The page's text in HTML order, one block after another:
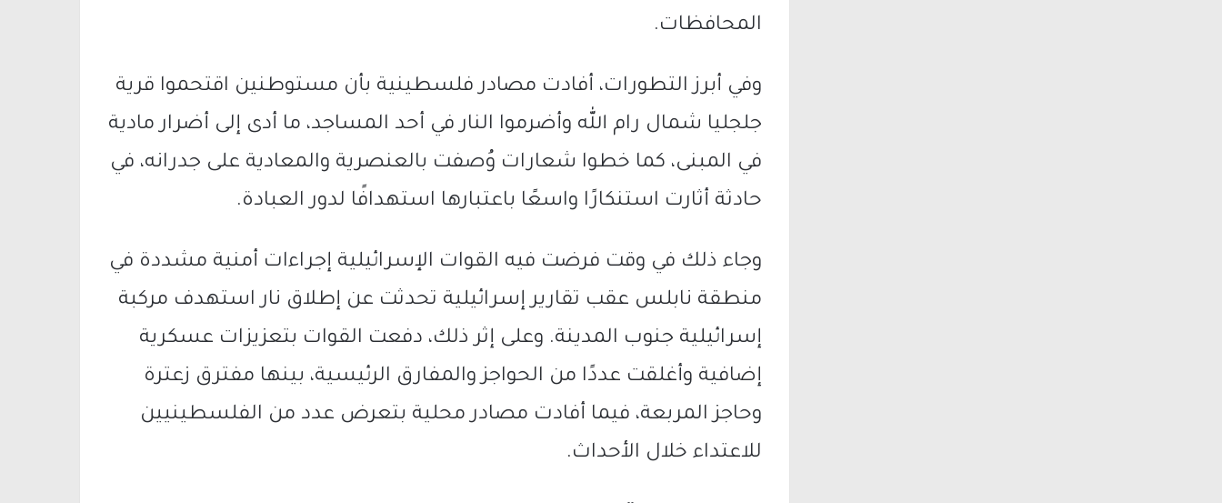
المحافظات.
وفي أبرز التطورات، أفادت مصادر فلسطينية بأن مستوطنين اقتحموا قرية
جلجليا شمال رام الله وأضرموا النار في أحد المساجد، ما أدى إلى أضرار مادية
في المبنى، كما خطوا شعارات وُصفت بالعنصرية والمعادية على جدرانه، في
حادثة أثارت استنكارًا واسعًا باعتبارها استهدافًا لدور العبادة.
وجاء ذلك في وقت فرضت فيه القوات الإسرائيلية إجراءات أمنية مشددة في
منطقة نابلس عقب تقارير إسرائيلية تحدثت عن إطلاق نار استهدف مركبة
إسرائيلية جنوب المدينة. وعلى إثر ذلك، دفعت القوات بتعزيزات عسكرية
إضافية وأغلقت عددًا من الحواجز والمفارق الرئيسية، بينها مفترق زعترة
وحاجز المربعة، فيما أفادت مصادر محلية بتعرض عدد من الفلسطينيين
للاعتداء خلال الأحداث.